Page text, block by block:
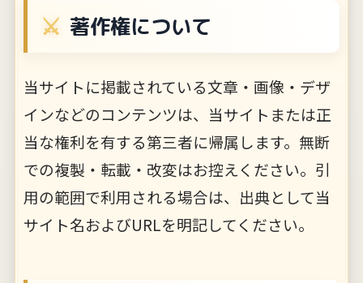
著作権について
当サイトに掲載されている文章・画像・デザ
インなどのコンテンツは、当サイトまたは正
当な権利を有する第三者に帰属します。無断
での複製・転載・改変はお控えください。引
用の範囲で利用される場合は、出典として当
サイト名およびURLを明記してください。